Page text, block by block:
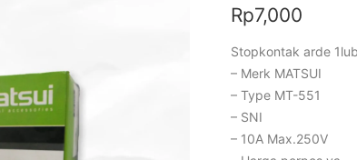
Rp7,000
Stopkontak arde
– Merk MATSUI
– Type MT-551
– SNI
– 10A Max.250V